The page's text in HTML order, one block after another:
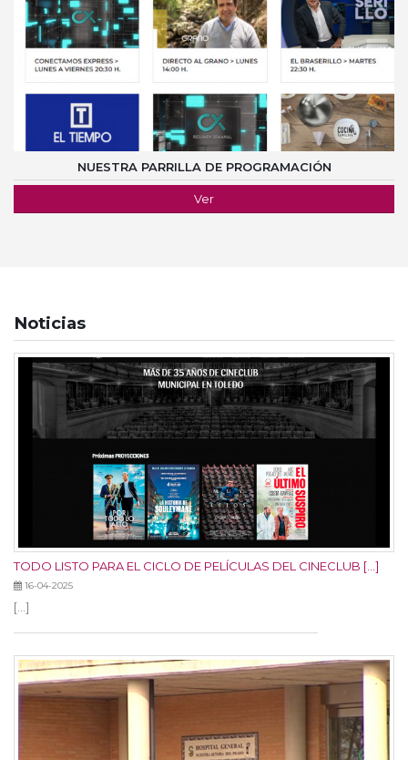
NUESTRA PARRILLA DE PROGRAMACIÓN
Ver
Noticias
TODO LISTO PARA EL CICLO DE PELÍCULAS DEL CINECLUB [...]
16-04-2025
[...]